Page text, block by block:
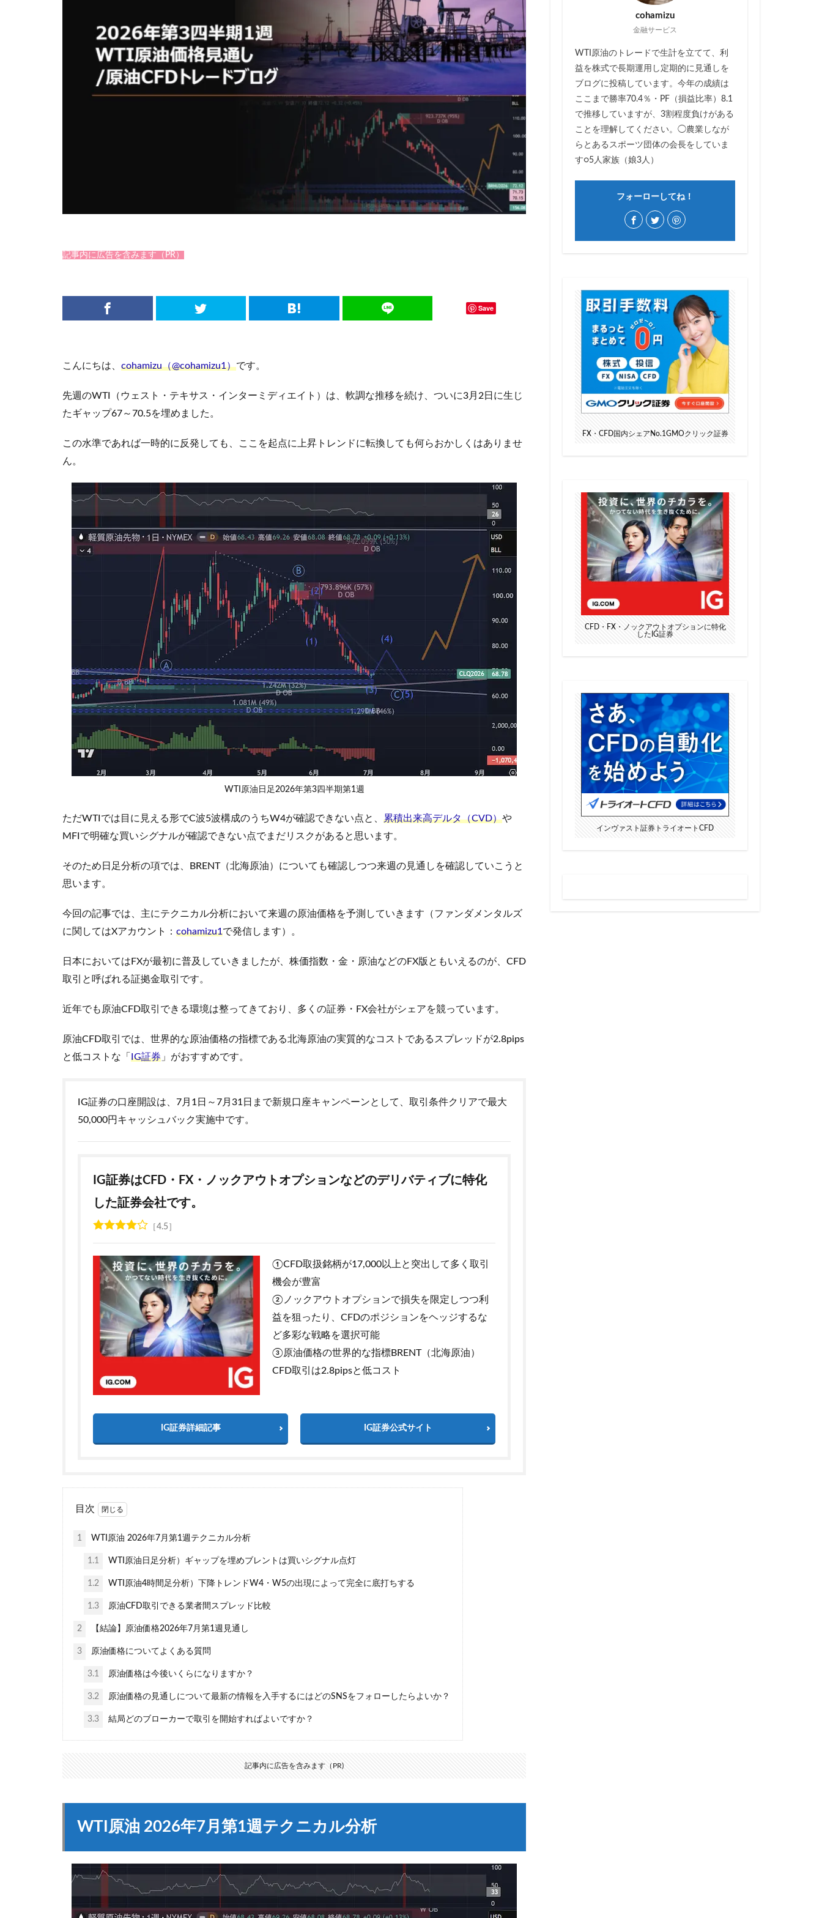
記事内に広告を含みます（PR）
Save
こんにちは、 cohamizu（@cohamizu1）です。
先週のWTI（ウェスト・テキサス・インターミディエイト）は、軟調な推移を続け、ついに3月2日に生じ
たギャップ67～70.5を埋めました。
この水準であれば一時的に反発しても、ここを起点に上昇トレンドに転換しても何らおかしくはありませ
ん。
WTI原油日足2026年第3四半期第1週
ただWTIでは目に見える形でC波5波構成のうちW4が確認できない点と、 累積出来高デルタ（CVD）や
MFIで明確な買いシグナルが確認できない点でまだリスクがあると思います。
そのため日足分析の項では、BRENT（北海原油）についても確認しつつ来週の見通しを確認していこうと
思います。
今回の記事では、主にテクニカル分析において来週の原油価格を予測していきます（ファンダメンタルズ
に関してはXアカウント： cohamizu1で発信します）。
日本においてはFXが最初に普及していきましたが、株価指数・金・原油などのFX版ともいえるのが、CFD
取引と呼ばれる証拠金取引です。
近年でも原油CFD取引できる環境は整ってきており、多くの証券・FX会社がシェアを競っています。
原油CFD取引では、世界的な原油価格の指標である北海原油の実質的なコストであるスプレッドが2.8pips
と低コストな「 IG証券 」がおすすめです。
IG証券の口座開設は、7月1日～7月31日まで新規口座キャンペーンとして、取引条件クリアで最大
50,000円キャッシュバック実施中です。
IG証券はCFD・FX・ノックアウトオプションなどのデリバティブに特化
した証券会社です。
4.5
①CFD取扱銘柄が17,000以上と突出して多く取引
機会が豊富
②ノックアウトオプションで損失を限定しつつ利
益を狙ったり、CFDのポジションをヘッジするな
ど多彩な戦略を選択可能
③原油価格の世界的な指標BRENT（北海原油）
CFD取引は2.8pipsと低コスト
IG証券詳細記事 IG証券公式サイト
目次
1 WTI原油 2026年7月第1週テクニカル分析
1.1 WTI原油日足分析）ギャップを埋めブレントは買いシグナル点灯
1.2 WTI原油4時間足分析）下降トレンドW4・W5の出現によって完全に底打ちする
1.3 原油CFD取引できる業者間スプレッド比較
2 【結論】原油価格2026年7月第1週見通し
3 原油価格についてよくある質問
3.1 原油価格は今後いくらになりますか？
3.2 原油価格の見通しについて最新の情報を入手するにはどのSNSをフォローしたらよいか？
3.3 結局どのブローカーで取引を開始すればよいですか？
記事内に広告を含みます（PR)
WTI原油 2026年7月第1週テクニカル分析
cohamizu
金融サービス
WTI原油のトレードで生計を立てて、利
益を株式で長期運用し定期的に見通しを
ブログに投稿しています。今年の成績は
ここまで勝率70.4％・PF（損益比率）8.1
で推移していますが、3割程度負けがある
ことを理解してください。◯農業しなが
らとあるスポーツ団体の会長をしていま
す○5人家族（娘3人）
フォーローしてね！
FX・CFD国内シェアNo.1GMOクリック証券
CFD・FX・ノックアウトオプションに特化
したIG証券
インヴァスト証券トライオートCFD